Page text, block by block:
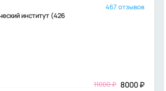
институт (426
467 отзывов
11000₽ 8000₽